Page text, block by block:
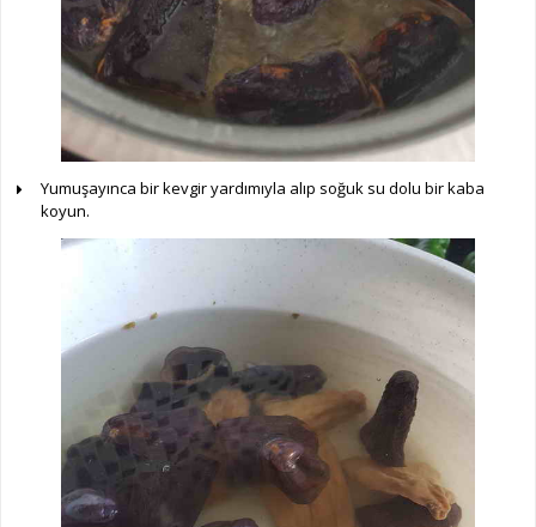
Yumuşayınca bir kevgir yardımıyla alıp soğuk su dolu bir kaba
koyun.